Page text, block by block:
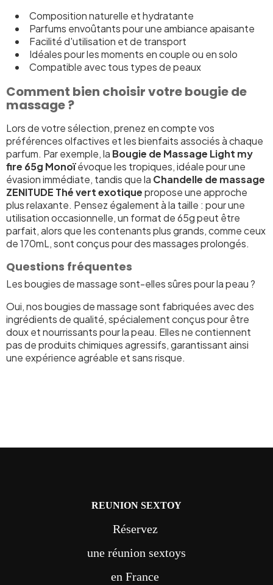
Composition naturelle et hydratante
Parfums envoûtants pour une ambiance apaisante
Facilité d'utilisation et de transport
Idéales pour les moments en couple ou en solo
Compatible avec tous types de peaux
Comment bien choisir votre bougie de
massage ?
Lors de votre sélection, prenez en compte vos
préférences olfactives et les bienfaits associés à chaque
parfum. Par exemple, la Bougie de Massage Light my
fire 65g Monoïévoque les tropiques, idéale pour une
évasion immédiate, tandis que la Chandelle de massage
ZENITUDE Thé vert exotiquepropose une approche
plus relaxante. Pensez également à la taille : pour une
utilisation occasionnelle, un format de 65g peut être
parfait, alors que les contenants plus grands, comme ceux
de 170mL, sont conçus pour des massages prolongés.
Questions fréquentes
Les bougies de massage sont-elles sûres pour la peau ?
Oui, nos bougies de massage sont fabriquées avec des
ingrédients de qualité, spécialement conçus pour être
doux et nourrissants pour la peau. Elles ne contiennent
pas de produits chimiques agressifs, garantissant ainsi
une expérience agréable et sans risque.
REUNION SEXTOY
Réservez
une réunion sextoys
en France